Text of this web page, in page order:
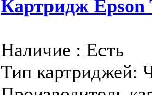
Картридж Epson
Наличие : Есть
Тип картриджей: